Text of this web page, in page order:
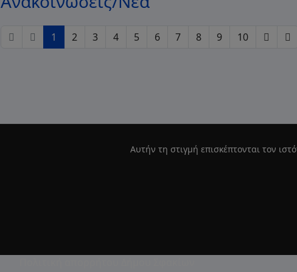
1 2 3 4 5 6 7 8 9 10
Αυτήν τη στιγμή επισκέπτονται τον